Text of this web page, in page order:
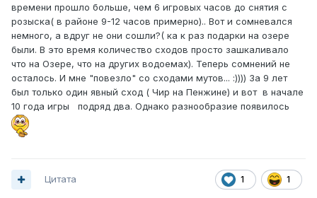
времени прошло больше, чем 6 игровых часов до снятия с
розыска( в районе 9-12 часов примерно).. Вот и сомневался
немного, а вдруг не они сошли?( ка к раз подарки на озере
были. В это время количество сходов просто зашкаливало
что на Озере, что на других водоемах). Теперь сомнений не
осталось. И мне "повезло" со сходами мутов... :)))) За 9 лет
был только один явный сход ( Чир на Пенжине) и вот в начале
10 года игры подряд два. Однако разнообразие появилось
1 1
Цитата